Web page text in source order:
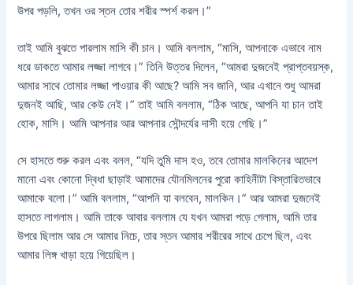
উপর পড়লি, তখন ওর স্তন তোর শরীর স্পর্শ করল।”
তাই আমি বুঝতে পারলাম মাসি কী চান। আমি বললাম, “মাসি, আপনাকে এভাবে নাম
ধরে ডাকতে আমার লজ্জা লাগবে।” তিনি উত্তর দিলেন, “আমরা দুজনেই প্রাপ্তবয়স্ক,
আমার সাথে তোমার লজ্জা পাওয়ার কী আছে? আমি সব জানি, আর এখানে শুধু আমরা
দুজনই আছি, আর কেউ নেই।” তাই আমি বললাম, “ঠিক আছে, আপনি যা চান তাই
হোক, মাসি। আমি আপনার আর আপনার সৌন্দর্যের দাসী হয়ে গেছি।”
সে হাসতে শুরু করল এবং বলল, “যদি তুমি দাস হও, তবে তোমার মালকিনের আদেশ
মানো এবং কোনো দ্বিধা ছাড়াই আমাদের যৌনমিলনের পুরো কাহিনীটা বিস্তারিতভাবে
আমাকে বলো।” আমি বললাম, “আপনি যা বলবেন, মালকিন।” আর আমরা দুজনেই
হাসতে লাগলাম। আমি তাকে আবার বললাম যে যখন আমরা পড়ে গেলাম, আমি তার
উপরে ছিলাম আর সে আমার নিচে, তার স্তন আমার শরীরের সাথে চেপে ছিল, এবং
আমার লিঙ্গ খাড়া হয়ে গিয়েছিল।